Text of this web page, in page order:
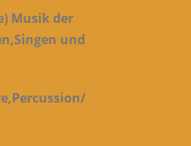
Musik der
und